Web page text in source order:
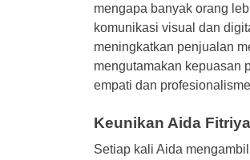
mengapa banyak orang
komunikasi visual dan
meningkatkan penjualan
mengutamakan kepuasan
empati dan
Keunikan Aida
Setiap kali Aida